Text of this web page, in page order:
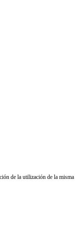
la utilización de la misma